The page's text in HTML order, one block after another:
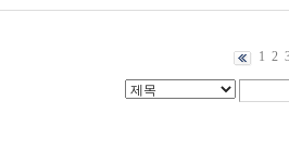
1 2